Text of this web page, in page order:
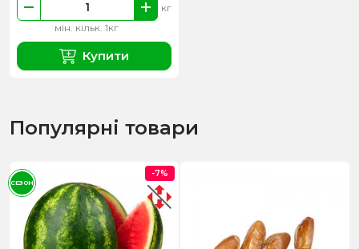
мін. кільк. 1кг
кг
Купити
Популярні товари
-7%
СЕЗОН